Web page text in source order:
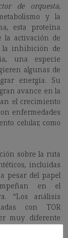
de orquesta,
y la
esta proteína
la activación de
la inhibición de
una especie
algunas de
energía. Su
avance en la
el crecimiento
enfermedades
celular, como
sobre la ruta
incluidas
pesar del papel
en el
“Los análisis
con TOR
muy diferente